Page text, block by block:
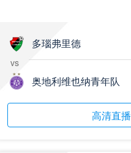
多瑙弗里德
vs
奥地利维也纳青年队
高清直播